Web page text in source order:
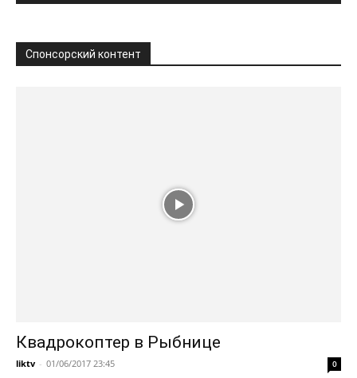
Спонсорский контент
Квадрокоптер в Рыбнице
liktv - 01/06/2017 23:45 0